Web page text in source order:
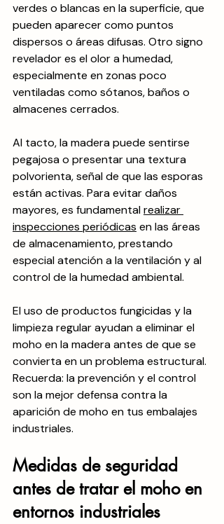
verdes o blancas en la superficie, que
pueden aparecer como puntos
dispersos o áreas difusas. Otro signo
revelador es el olor a humedad,
especialmente en zonas poco
ventiladas como sótanos, baños o
almacenes cerrados.
Al tacto, la madera puede sentirse
pegajosa o presentar una textura
polvorienta, señal de que las esporas
están activas. Para evitar daños
mayores, es fundamental realizar
inspecciones periódicas en las áreas
de almacenamiento, prestando
especial atención a la ventilación y al
control de la humedad ambiental.
El uso de productos fungicidas y la
limpieza regular ayudan a eliminar el
moho en la madera antes de que se
convierta en un problema estructural.
Recuerda: la prevención y el control
son la mejor defensa contra la
aparición de moho en tus embalajes
industriales.
Medidas de seguridad
antes de tratar el moho en
entornos industriales